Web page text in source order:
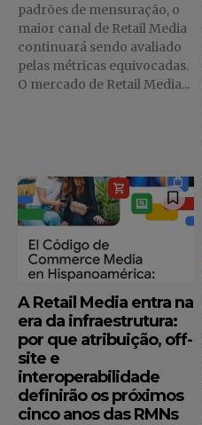
padrões de mensuração, o
maior canal de Retail Media
continuará sendo avaliado
pelas métricas equivocadas.
O mercado de Retail Media...
A Retail Media entra na
era da infraestrutura:
por que atribuição, off-
site e
interoperabilidade
definirão os próximos
cinco anos das RMNs